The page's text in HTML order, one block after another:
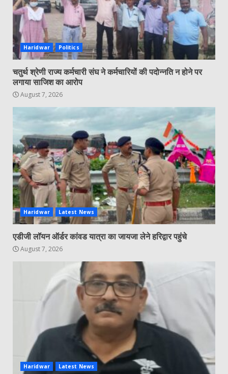
Haridwar Politics
चतुर्थ श्रेणी राज्य कर्मचारी संघ ने कर्मचारियों की पदोन्नति न होने पर
लगाया साजिश का आरोप
August 7, 2026
Haridwar Latest News
एडीजी लॉयन ऑर्डर कांवड यात्रा का जायजा लेने हरिद्वार पहुंचे
August 7, 2026
Haridwar Latest News